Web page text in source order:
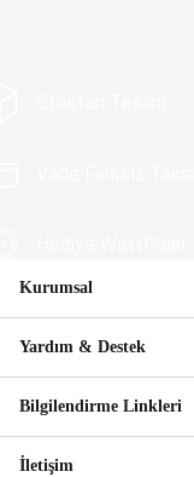
Güvenli Alışveriş
Kurumsal
Yardım & Destek
Bilgilendirme Linkleri
İletişim